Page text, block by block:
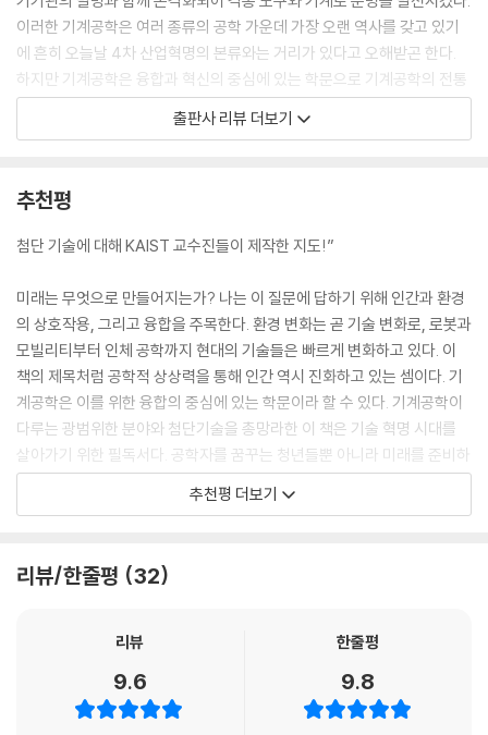
2011년 3월 11일, 일본 도호쿠 지역에서 강도 7의 지진이 발생했습니다.
이 지진이 유발한 거대한 쓰나미는 높이가 15m에 달했고, 곧이어 후쿠시
마 원자력발전소를 강타했습니다. 사람이 들어가기엔 너무 위험할 만큼 상
황이 악화되자 일본 정부와 도쿄전력은 로봇을 투입하기로 합니다. 당시
일본의 로봇 기술은 세계 최고라고 알려져 있었지만 그 어떤 로봇도 이 정
는 당시의 로봇 기술이 재난 상황에 얼마나 무력한지 여실히 보여주었습니
터 4년이 지난 2015년에 로봇 기술을 발전시킬 목적으로 재난구조로봇대
---「1장 새로운 역사를 쓰는 로봇 기술과 모빌리티 - 현재와 미래를 달리
는 보행 로봇」중에서
온실가스를 줄이기 위해서 비닐봉지와 종이봉투 중에 어느 것을 써야 할
까? 원료 측면에서만 보면 종이봉투가 좋다. 하지만 실제 제조 과정까지 들
여다보면 종이봉투가 5배 이상의 에너지를 더 많이 소모하며 그만큼 더 많
은 탄소를 배출한다. 이처럼 겉보기에는 친환경적이지만 본질적으론 반
(反)환경적인 제품들이 많아지고 있다. 위의 예에서 보듯이, ‘겉보기 친환
경성’과 ‘절대 친환경성’은 다르다. 최근 많은 기업이 친환경을 강조한 그린
로 소비자들이나 투자자들을 속이는 경우가 발생하고 있다. 이런 눈속임과
사기를 방지하려면 소비자들의 슬기로운 판단과 지속적인 감시가 절대적
---「2장 내일의 생존을 위한 에너지 혁신 - 지금 당장 시작해야 한다」중에
스마트 세상을 살아가는 우리는 인류가 달에 사람을 보낼 때 썼던 컴퓨터
이러한 기계공학은 여러 종류의 공학 가운데 가장 오랜 역사를 갖고 있기
에 흔히 오늘날 4차 산업혁명의 본류와는 거리가 있다고 오해받곤 한다.
하지만 기계공학은 융합과 혁신의 중심에 있는 학문으로 기계공학의 전통
적인 분야인 역학과 설계는 데이터 기반의 인공지능과 결합하여 그 역할이
확장되고 있다. 급속도로 진화하는 로봇 기술 외에도 미래 모빌리티, 열관
기계학회의 슬로건을 빌려 이렇게 말한다. “Nothing moves without
mechanical engineers.(기계공학자 없이는 아무것도 움직일 수 없다)”
해하는 데 매우 중요한 역할을 한다.
이 책은 2부 6장으로 구성되어 있다. 1부 ‘세상을 바꾸는 공학’에서는 기술
이 세상을 어떻게 변화시켜 왔으며, 앞으로는 어떻게 발전될 것인지 알아
본다. 이미 우리의 일상 속 가까이 들어와 있는 로봇과 모빌리티 기술의 가
능성을 짚어보고(1장 ‘새로운 역사를 쓰는 로봇 기술과 모빌리티’), 탄소
중립을 달성하기 위한 친환경에너지의 중요성과 그 활용 기술(2장 ‘내일의
생존을 위한 에너지 혁신’)을 살펴본다. 3D프린터와 인공지능 등의 첨단
기술이 생산 현장을 획기적으로 변화시키는 사례(3장 ‘미래를 그리는 첨
단 생산 기술’) 역시 신기술의 현재를 가늠하기 위해 눈여겨볼 필요가 있
해 가는 사례에 대한 연구는 우리의 상상력을 자극한다. 각종 첨단 센서와
음향 블랙홀 등 우리가 잘 인식하지 못하지만 인간의 생활에 도움을 주는
기계(4장 ‘눈에 보이지 않지만 항상 우리 곁에 있는 기계’)에 대해 알아보
출판사 리뷰 더보기
추천평
첨단 기술에 대해 KAIST 교수진들이 제작한 지도!”
미래는 무엇으로 만들어지는가? 나는 이 질문에 답하기 위해 인간과 환경
의 상호작용, 그리고 융합을 주목한다. 환경 변화는 곧 기술 변화로, 로봇과
모빌리티부터 인체 공학까지 현대의 기술들은 빠르게 변화하고 있다. 이
책의 제목처럼 공학적 상상력을 통해 인간 역시 진화하고 있는 셈이다. 기
계공학은 이를 위한 융합의 중심에 있는 학문이라 할 수 있다. 기계공학이
다루는 광범위한 분야와 첨단기술을 총망라한 이 책은 기술 혁명 시대를
살아가기 위한 필독서다. 공학자를 꿈꾸는 청년들뿐 아니라 미래를 준비하
고자 하는 이들에게 강력히 추천한다.
- 이광형 (KAIST 총장)
우리의 미래 세대에게 기계공학의 가치와 비전을 알려야 한다는 소명을 지
르게 등장하고 있는 이 시점에 왠지 기계공학자는 이 본류에 탑승하지 못
하고 있다는 불편한 시각을 접하고 있다. 그러나 기계공학은 첨단기술 발
전을 선도하는 학문으로써 그 다양성은 어떤 공학분야보다 더 크다. 사회
추천평 더보기
리뷰/한줄평 32
리뷰
9.6
한줄평
9.8